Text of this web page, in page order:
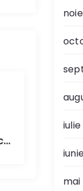
Măsuri împotriva caniculei: Primăria Buzău anunță spații de răcorire în farmaciile partenere
mai